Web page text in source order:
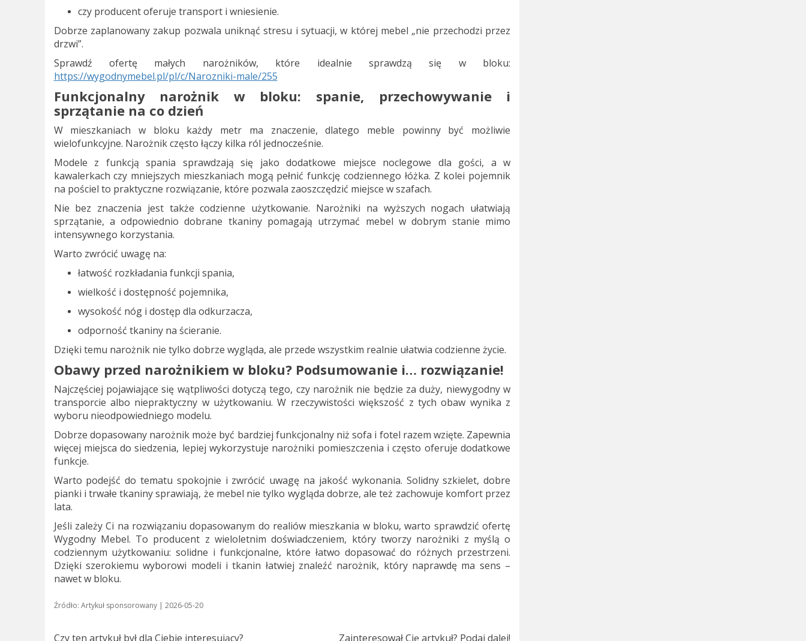
czy producent oferuje transport i wniesienie.
Dobrze zaplanowany zakup pozwala uniknąć stresu i sytuacji, w której mebel „nie przechodzi przez
drzwi”.
Sprawdź ofertę małych narożników, które idealnie sprawdzą się w bloku:
https://wygodnymebel.pl/pl/c/Narozniki-male/255
Funkcjonalny narożnik w bloku: spanie, przechowywanie i
sprzątanie na co dzień
W mieszkaniach w bloku każdy metr ma znaczenie, dlatego meble powinny być możliwie
wielofunkcyjne. Narożnik często łączy kilka ról jednocześnie.
Modele z funkcją spania sprawdzają się jako dodatkowe miejsce noclegowe dla gości, a w
kawalerkach czy mniejszych mieszkaniach mogą pełnić funkcję codziennego łóżka. Z kolei pojemnik
na pościel to praktyczne rozwiązanie, które pozwala zaoszczędzić miejsce w szafach.
Nie bez znaczenia jest także codzienne użytkowanie. Narożniki na wyższych nogach ułatwiają
sprzątanie, a odpowiednio dobrane tkaniny pomagają utrzymać mebel w dobrym stanie mimo
intensywnego korzystania.
Warto zwrócić uwagę na:
łatwość rozkładania funkcji spania,
wielkość i dostępność pojemnika,
wysokość nóg i dostęp dla odkurzacza,
odporność tkaniny na ścieranie.
Dzięki temu narożnik nie tylko dobrze wygląda, ale przede wszystkim realnie ułatwia codzienne życie.
Obawy przed narożnikiem w bloku? Podsumowanie i… rozwiązanie!
Najczęściej pojawiające się wątpliwości dotyczą tego, czy narożnik nie będzie za duży, niewygodny w
transporcie albo niepraktyczny w użytkowaniu. W rzeczywistości większość z tych obaw wynika z
wyboru nieodpowiedniego modelu.
Dobrze dopasowany narożnik może być bardziej funkcjonalny niż sofa i fotel razem wzięte. Zapewnia
więcej miejsca do siedzenia, lepiej wykorzystuje narożniki pomieszczenia i często oferuje dodatkowe
funkcje.
Warto podejść do tematu spokojnie i zwrócić uwagę na jakość wykonania. Solidny szkielet, dobre
pianki i trwałe tkaniny sprawiają, że mebel nie tylko wygląda dobrze, ale też zachowuje komfort przez
lata.
Jeśli zależy Ci na rozwiązaniu dopasowanym do realiów mieszkania w bloku, warto sprawdzić ofertę
Wygodny Mebel. To producent z wieloletnim doświadczeniem, który tworzy narożniki z myślą o
codziennym użytkowaniu: solidne i funkcjonalne, które łatwo dopasować do różnych przestrzeni.
Dzięki szerokiemu wyborowi modeli i tkanin łatwiej znaleźć narożnik, który naprawdę ma sens –
nawet w bloku.
Źródło: Artykuł sponsorowany | 2026-05-20
Czy ten artykuł był dla Ciebie interesujący? Zainteresował Cię artykuł? Podaj dalej!